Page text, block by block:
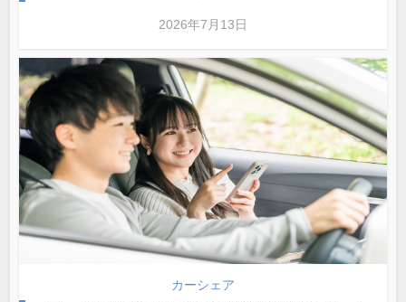
2026年7月13日
カーシェア